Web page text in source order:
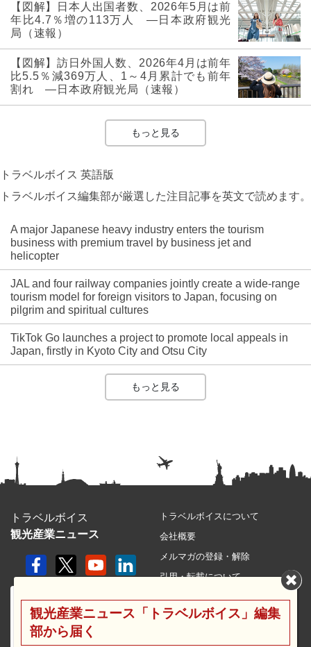
【図解】日本人出国者数、2026年5月は前
年比4.7％増の113万人 ―日本政府観光
局（速報）
【図解】訪日外国人数、2026年4月は前年
比5.5％減369万人、1～4月累計でも前年
割れ ―日本政府観光局（速報）
もっと見る
トラベルボイス 英語版
トラベルボイス編集部が厳選した注目記事を英文で読めます。
A major Japanese heavy industry enters the tourism
business with premium travel by business jet and
helicopter
JAL and four railway companies jointly create a wide-range
tourism model for foreign visitors to Japan, focusing on
pilgrim and spiritual cultures
TikTok Go launches a project to promote local appeals in
Japan, firstly in Kyoto City and Otsu City
もっと見る
トラベルボイス
観光産業ニュース
トラベルボイスについて
会社概要
メルマガの登録・解除
引用・転載について
利用規約
観光産業ニュース「トラベルボイス」編集
部から届く